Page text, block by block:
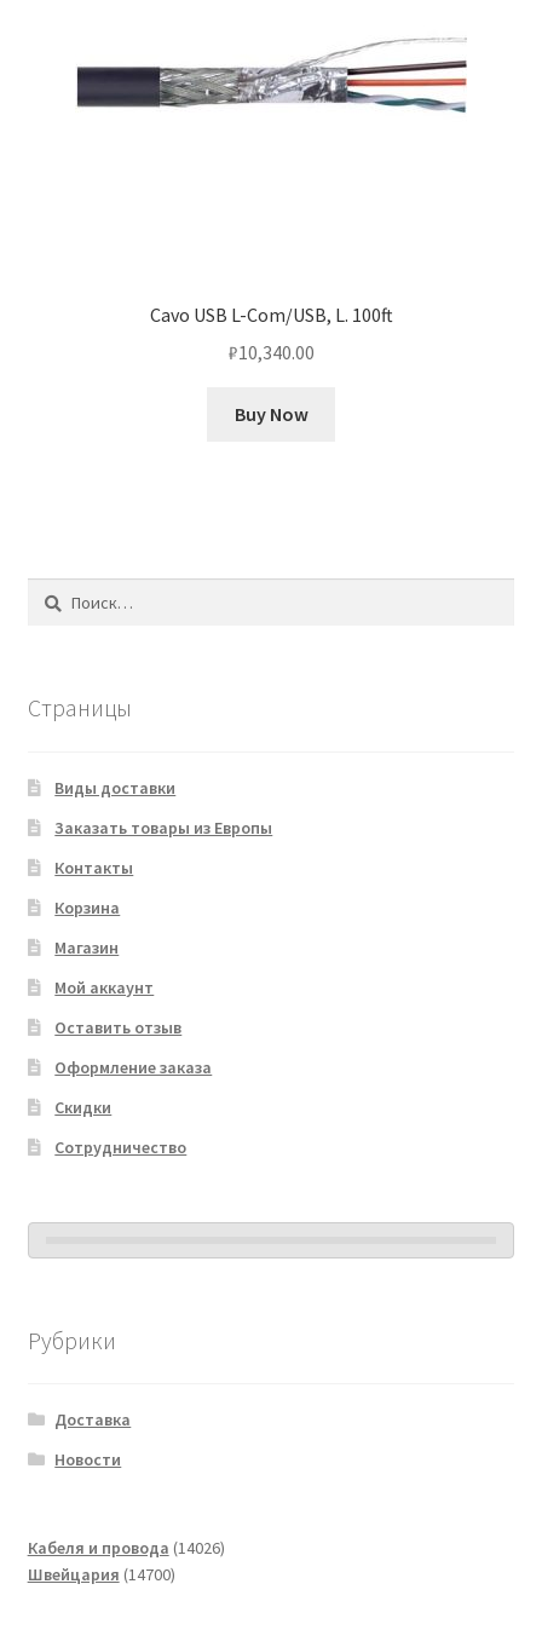
Cavo USB L-Com/USB, L. 100ft
₽10,340.00
Buy Now
Найти:
Страницы
Виды доставки
Заказать товары из Европы
Контакты
Корзина
Магазин
Мой аккаунт
Оставить отзыв
Оформление заказа
Скидки
Сотрудничество
Рубрики
Доставка
Новости
Кабеля и провода 1402614026
Швейцария 1470014700